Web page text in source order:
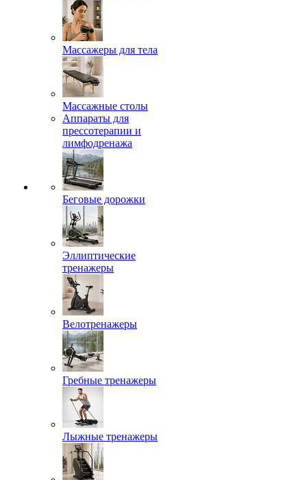
Массажеры для тела
Массажные столы
Аппараты для
прессотерапии и
лимфодренажа
Беговые дорожки
Эллиптические
тренажеры
Велотренажеры
Гребные тренажеры
Лыжные тренажеры